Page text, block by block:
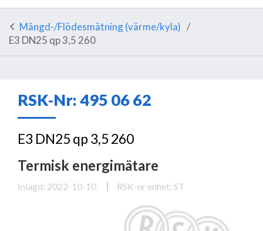
Mängd-/Flödesmätning (värme/kyla)
E3 DN25 qp 3,5 260
RSK-Nr: 495 06 62
E3 DN25 qp 3,5 260
Termisk energimätare
Inlagd: 2022-10-10 RSK-nr enhet: ST